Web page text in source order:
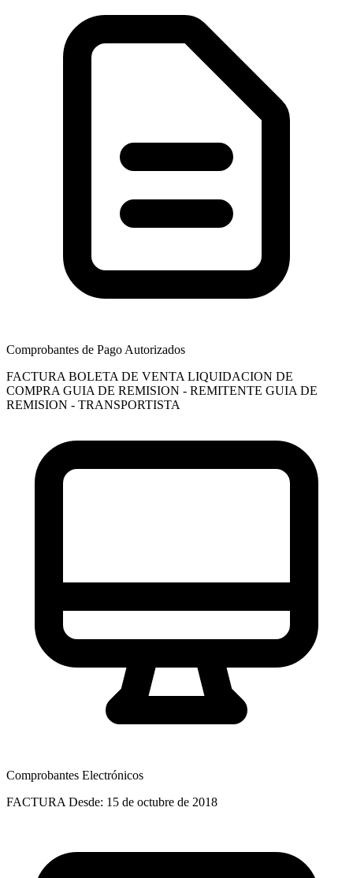
Comprobantes de Pago Autorizados
FACTURA BOLETA DE VENTA LIQUIDACION DE
COMPRA GUIA DE REMISION - REMITENTE GUIA DE
REMISION - TRANSPORTISTA
Comprobantes Electrónicos
FACTURA Desde: 15 de octubre de 2018